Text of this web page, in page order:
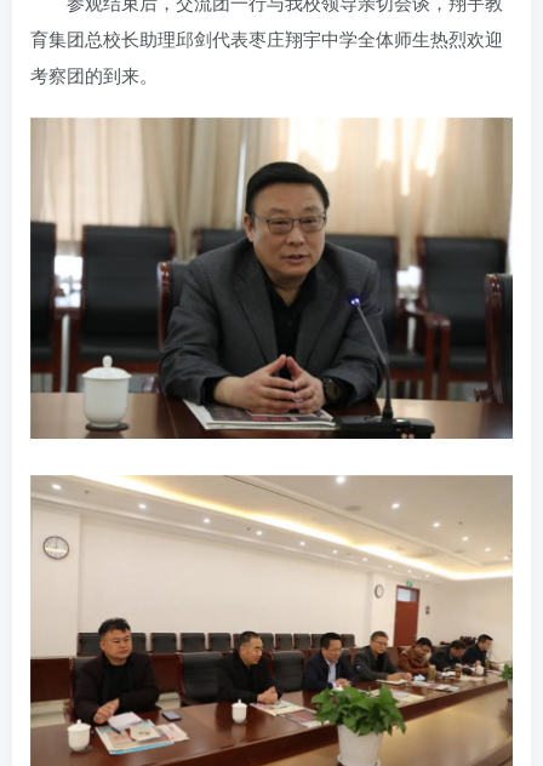
育集团总校长助理邱剑代表枣庄翔宇中学全体师生热烈欢迎
考察团的到来。